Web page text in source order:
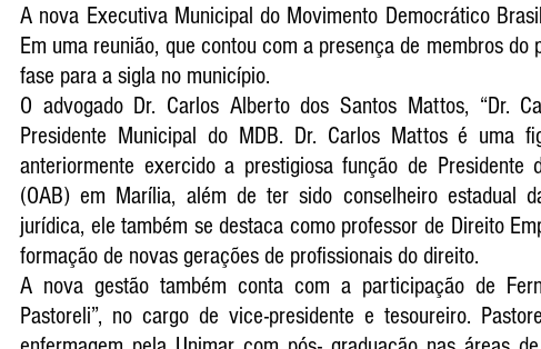
A nova Executiva Municipal do Movimento Democrático
Em uma reunião, que contou com a presença de membros
fase para a sigla no município.
O advogado Dr. Carlos Alberto dos Santos Mattos, “Dr.
Presidente Municipal do MDB. Dr. Carlos Mattos é uma
anteriormente exercido a prestigiosa função de Presidente
(OAB) em Marília, além de ter sido conselheiro estadual
jurídica, ele também se destaca como professor de Direito
formação de novas gerações de profissionais do direito.
A nova gestão também conta com a participação de
Pastoreli”, no cargo de vice-presidente e tesoureiro.